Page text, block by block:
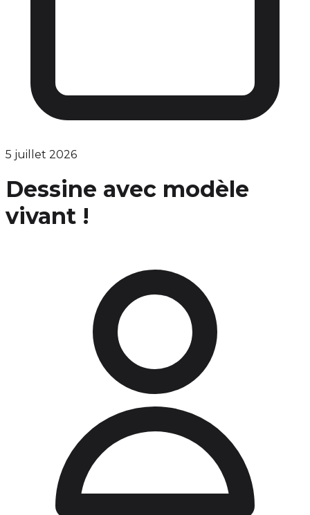
5 juillet 2026
Dessine avec modèle
vivant !